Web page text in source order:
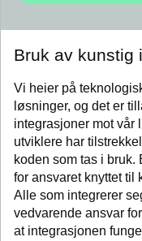
Bruk av kunstig
Vi heier på
løsninger, og det er
integrasjoner mot vår
utviklere har
koden som tas i
for ansvaret knyttet til
Alle som integrerer
vedvarende ansvar
at integrasjonen